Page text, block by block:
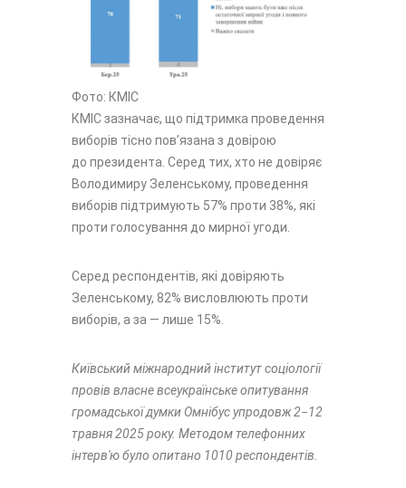
Фото: КМІС
КМІС зазначає, що підтримка проведення
виборів тісно пов’язана з довірою
до президента. Серед тих, хто не довіряє
Володимиру Зеленському, проведення
виборів підтримують 57% проти 38%, які
проти голосування до мирної угоди.
Серед респондентів, які довіряють
Зеленському, 82% висловлюють проти
виборів, а за — лише 15%.
Київський міжнародний інститут соціології
провів власне всеукраїнське опитування
громадської думки Омнібус упродовж 2−12
травня 2025 року. Методом телефонних
інтерв'ю було опитано 1010 респондентів.